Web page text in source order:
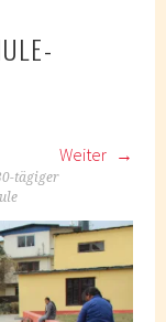
Weiter
tägiger